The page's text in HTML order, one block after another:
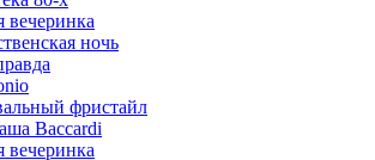
вечеринка
ночь
фристайл
Baccardi
вечеринка